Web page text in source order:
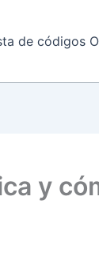
de códigos
y